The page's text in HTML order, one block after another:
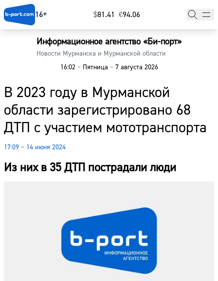
16+ $⁠81.41 €⁠94.06
Информационное агентство «Би-порт»
Новости Мурманска и Мурманской области
16:02 –Пятница –7 августа 2026
В 2023 году в Мурманской
области зарегистрировано 68
ДТП с участием мототранспорта
17:09 – 14 июня 2024
Из них в 35 ДТП пострадали люди
Главная
Наши гости
Фоторепортажи
Погода
Курсы валют